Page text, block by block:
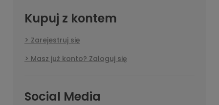
Kupuj z kontem
Zarejestruj się
Masz już konto? Zaloguj się
Social Media